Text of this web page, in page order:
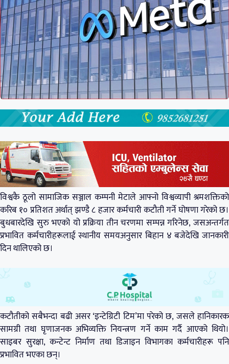
विश्वकै ठूलो सामाजिक सञ्जाल कम्पनी मेटाले आफ्नो विश्वव्यापी श्रमशक्तिको
करिब १० प्रतिशत अर्थात् झण्डै ८ हजार कर्मचारी कटौती गर्ने घोषणा गरेको छ।
बुधबारदेखि सुरु भएको यो प्रक्रिया तीन चरणमा सम्पन्न गरिनेछ, जसअन्तर्गत
प्रभावित कर्मचारीहरूलाई स्थानीय समयअनुसार बिहान ४ बजेदेखि जानकारी
दिन थालिएको छ।
कटौतीको सबैभन्दा बढी असर ‘इन्टेग्रिटी टिम’मा परेको छ, जसले हानिकारक
सामग्री तथा घृणाजनक अभिव्यक्ति नियन्त्रण गर्ने काम गर्दै आएको थियो।
साइबर सुरक्षा, कन्टेन्ट निर्माण तथा डिजाइन विभागका कर्मचारीहरू पनि
प्रभावित भएका छन्।